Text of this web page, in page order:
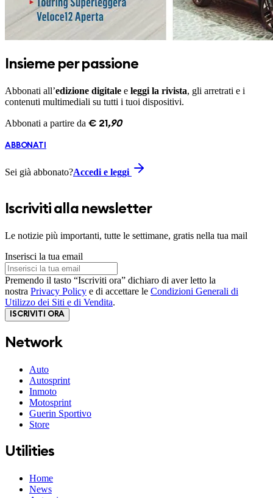
Insieme per passione
Abbonati all’edizione digitale e leggi la rivista, gli arretrati e i
contenuti multimediali su tutti i tuoi dispositivi.
Abbonati a partire da € 21 ,90
ABBONATI
Sei già abbonato?Accedi e leggi
Iscriviti alla newsletter
Le notizie più importanti, tutte le settimane, gratis nella tua mail
Inserisci la tua email
Premendo il tasto “Iscriviti ora” dichiaro di aver letto la
nostra Privacy Policy e di accettare le Condizioni Generali di
Utilizzo dei Siti e di Vendita.
ISCRIVITI ORA
Network
Auto
Autosprint
Inmoto
Motosprint
Guerin Sportivo
Store
Utilities
Home
News